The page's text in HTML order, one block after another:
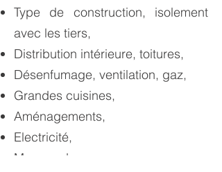
Type de construction, isolement
avec les tiers,
Distribution intérieure, toitures,
Désenfumage, ventilation, gaz,
Grandes cuisines,
Aménagements,
Electricité,
Moyens de secours,